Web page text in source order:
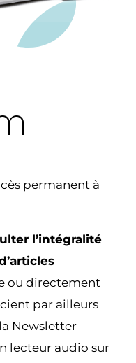
permanent à
l’intégralité
ou directement
par ailleurs
Newsletter
lecteur audio sur